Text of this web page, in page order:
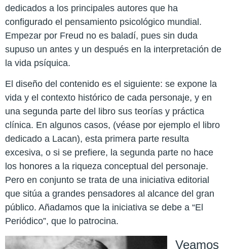
dedicados a los principales autores que ha
configurado el pensamiento psicológico mundial.
Empezar por Freud no es baladí, pues sin duda
supuso un antes y un después en la interpretación de
la vida psíquica.
El diseño del contenido es el siguiente: se expone la
vida y el contexto histórico de cada personaje, y en
una segunda parte del libro sus teorías y práctica
clínica. En algunos casos, (véase por ejemplo el libro
dedicado a Lacan), esta primera parte resulta
excesiva, o si se prefiere, la segunda parte no hace
los honores a la riqueza conceptual del personaje.
Pero en conjunto se trata de una iniciativa editorial
que sitúa a grandes pensadores al alcance del gran
público. Añadamos que la iniciativa se debe a “El
Periódico”, que lo patrocina.
Veamos